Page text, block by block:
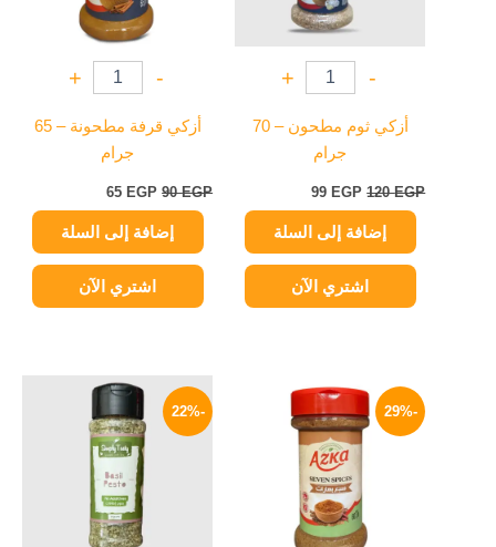
-
+
أزكي ثوم مطحون – 70
جرام
120EGP
99 EGP
إضافة إلى السلة
اشتري الآن
-
+
أزكي قرفة مطحونة – 65
جرام
90EGP
65 EGP
إضافة إلى السلة
اشتري الآن
-29%
السعر
الأصلي
هو:
90 EGP.
السعر
الحالي
هو:
64 EGP.
-22%
السعر
الأصلي
هو:
100 EGP.
السعر
هو:
78 EGP.